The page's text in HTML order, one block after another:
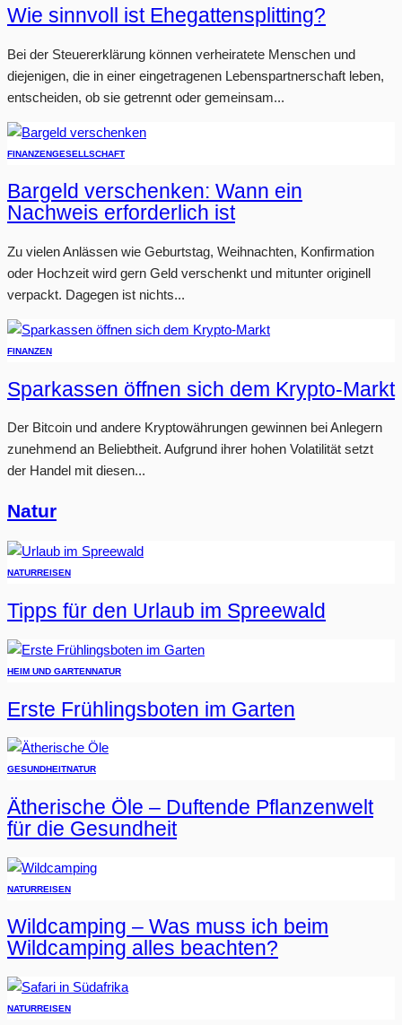
Wie sinnvoll ist Ehegattensplitting?
Bei der Steuererklärung können verheiratete Menschen und
diejenigen, die in einer eingetragenen Lebenspartnerschaft leben,
entscheiden, ob sie getrennt oder gemeinsam...
FINANZENGESELLSCHAFT
Bargeld verschenken: Wann ein
Nachweis erforderlich ist
Zu vielen Anlässen wie Geburtstag, Weihnachten, Konfirmation
oder Hochzeit wird gern Geld verschenkt und mitunter originell
verpackt. Dagegen ist nichts...
FINANZEN
Sparkassen öffnen sich dem Krypto-Markt
Der Bitcoin und andere Kryptowährungen gewinnen bei Anlegern
zunehmend an Beliebtheit. Aufgrund ihrer hohen Volatilität setzt
der Handel mit diesen...
Natur
NATURREISEN
Tipps für den Urlaub im Spreewald
HEIM UND GARTENNATUR
Erste Frühlingsboten im Garten
GESUNDHEITNATUR
Ätherische Öle – Duftende Pflanzenwelt
für die Gesundheit
NATURREISEN
Wildcamping – Was muss ich beim
Wildcamping alles beachten?
NATURREISEN